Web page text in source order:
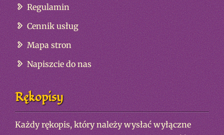
Regulamin
Cennik usług
Mapa stron
Napiszcie do nas
Rękopisy
Każdy rękopis, który należy wysłać wyłączne